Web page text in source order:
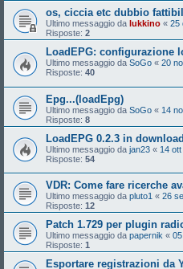
os, ciccia etc dubbio
Ultimo messaggio da lukkino « 25
Risposte: 2
LoadEPG: configurazione
Ultimo messaggio da SoGo « 20
Risposte: 40
Epg...(loadEpg)
Ultimo messaggio da SoGo « 14
Risposte: 8
LoadEPG 0.2.3 in download
Ultimo messaggio da jan23 « 14
Risposte: 54
VDR: Come fare ricerche
Ultimo messaggio da pluto1 « 26
Risposte: 12
Patch 1.729 per plugin
Ultimo messaggio da papernik «
Risposte: 1
Esportare registrazioni da